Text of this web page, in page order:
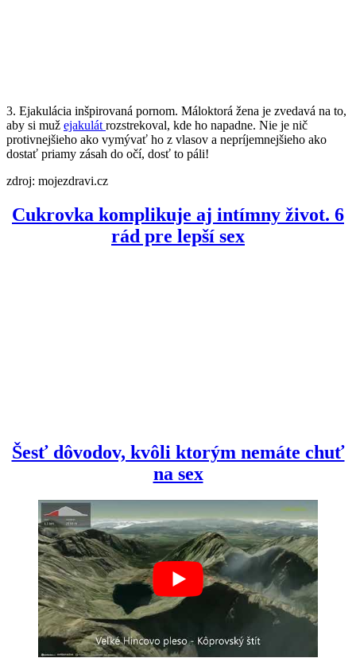
3. Ejakulácia inšpirovaná pornom. Máloktorá žena je zvedavá na to,
aby si muž ejakulát rozstrekoval, kde ho napadne. Nie je nič
protivnejšieho ako vymývať ho z vlasov a nepríjemnejšieho ako
dostať priamy zásah do očí, dosť to páli!
zdroj: mojezdravi.cz
Cukrovka komplikuje aj intímny život. 6
rád pre lepší sex
Šesť dôvodov, kvôli ktorým nemáte chuť
na sex